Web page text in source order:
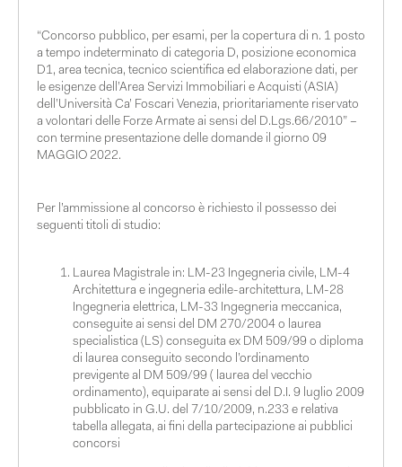
“Concorso pubblico, per esami, per la copertura di n. 1 posto
a tempo indeterminato di categoria D, posizione economica
D1, area tecnica, tecnico scientifica ed elaborazione dati, per
le esigenze dell’Area Servizi Immobiliari e Acquisti (ASIA)
dell’Università Ca’ Foscari Venezia, prioritariamente riservato
a volontari delle Forze Armate ai sensi del D.Lgs.66/2010” –
con termine presentazione delle domande il giorno 09
MAGGIO 2022.
Per l’ammissione al concorso è richiesto il possesso dei
seguenti titoli di studio:
Laurea Magistrale in: LM-23 Ingegneria civile, LM-4
Architettura e ingegneria edile-architettura, LM-28
Ingegneria elettrica, LM-33 Ingegneria meccanica,
conseguite ai sensi del DM 270/2004 o laurea
specialistica (LS) conseguita ex DM 509/99 o diploma
di laurea conseguito secondo l’ordinamento
previgente al DM 509/99 ( laurea del vecchio
ordinamento), equiparate ai sensi del D.I. 9 luglio 2009
pubblicato in G.U. del 7/10/2009, n.233 e relativa
tabella allegata, ai fini della partecipazione ai pubblici
concorsi